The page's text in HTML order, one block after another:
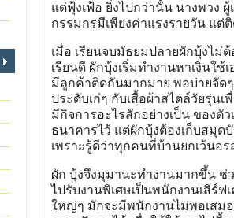
แต่ฟุ้งเฟ้อ ยิ่งไปกว่านั้น นางพวง
กรรมกรมีเพียงค่าแรงรายวัน แต่
เมื่อ เรียนจบมัธยมปลายผักบุ้งไม่
เรียนดี ผักบุ้งเริ่มทำงานหาเงินใช้
มีลูกค้าติดกันมากมาย พอบ่ายจัดๆ
ประดับเก๋ๆ กับเสื้อผ้าสไตล์วัยรุ่น
มีกิจการอะไรสักอย่างเป็น ของตั
ธนาคารไว้ แต่ผักบุ้งต้องเก็บสมุด
เพราะรู้ดีว่าทุกคนที่บ้านยกเว้นอร
ผัก บุ้งจึงมุมานะทำงานมากขึ้น ช่
ไปรับงานพิเศษเป็นพนักงานเสิร์ฟ
ใหญ่ๆ มักจะมีพนักงานไม่พอเสมอ